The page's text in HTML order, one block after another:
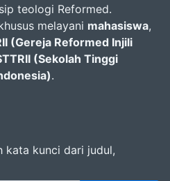
teologi Reformed.
melayani mahasiswa,
(Gereja Reformed Injili
(Sekolah Tinggi
.
kata kunci dari judul,